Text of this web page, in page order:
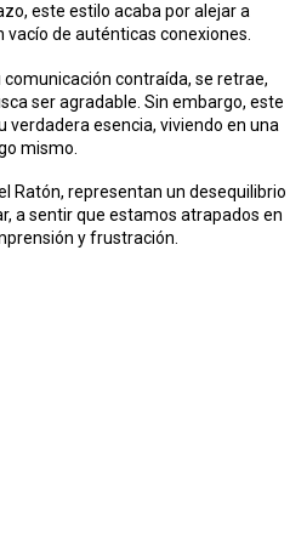
este estilo acaba por alejar a
de auténticas conexiones.
comunicación contraída, se retrae,
ser agradable. Sin embargo, este
verdadera esencia, viviendo en una
mismo.
Ratón, representan un desequilibrio
a sentir que estamos atrapados en
y frustración.